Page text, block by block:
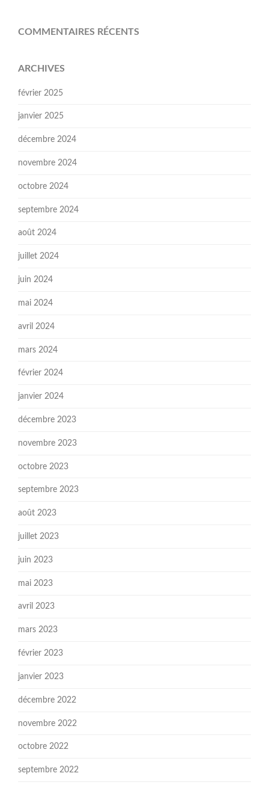
COMMENTAIRES RÉCENTS
ARCHIVES
février 2025
janvier 2025
décembre 2024
novembre 2024
octobre 2024
septembre 2024
août 2024
juillet 2024
juin 2024
mai 2024
avril 2024
mars 2024
février 2024
janvier 2024
décembre 2023
novembre 2023
octobre 2023
septembre 2023
août 2023
juillet 2023
juin 2023
mai 2023
avril 2023
mars 2023
février 2023
janvier 2023
décembre 2022
novembre 2022
octobre 2022
septembre 2022